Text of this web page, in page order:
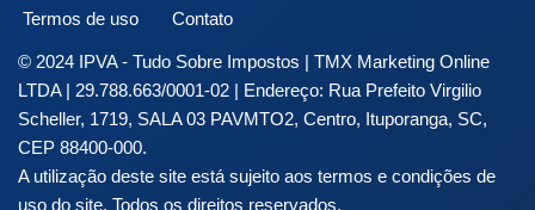
Termos de uso
Contato
© 2024 IPVA - Tudo Sobre Impostos | TMX Marketing Online
LTDA | 29.788.663/0001-02 | Endereço: Rua Prefeito Virgilio
Scheller, 1719, SALA 03 PAVMTO2, Centro, Ituporanga, SC,
CEP 88400-000.
A utilização deste site está sujeito aos termos e condições de
uso do site. Todos os direitos reservados.